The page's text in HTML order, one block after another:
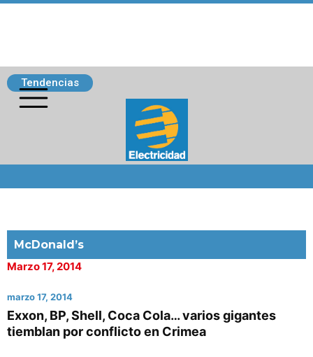
Tendencias
McDonald’s
Marzo 17, 2014
marzo 17, 2014
Exxon, BP, Shell, Coca Cola… varios gigantes
tiemblan por conflicto en Crimea